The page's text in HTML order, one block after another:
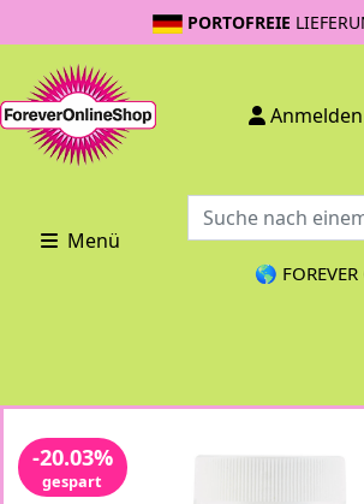
PORTOFREIE
Anmelden
Menü
🌎
-20.03%
gespart